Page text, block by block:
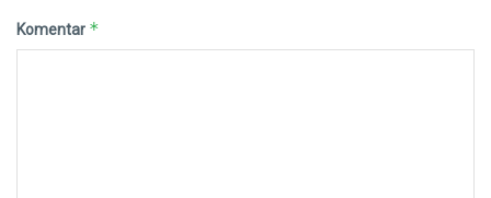
Komentar *